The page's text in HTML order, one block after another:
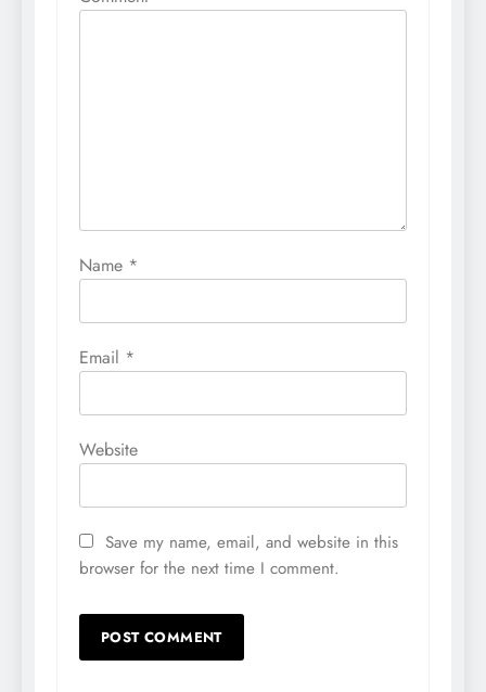
Name *
Email *
Website
Save my name, email, and website in this
browser for the next time I comment.